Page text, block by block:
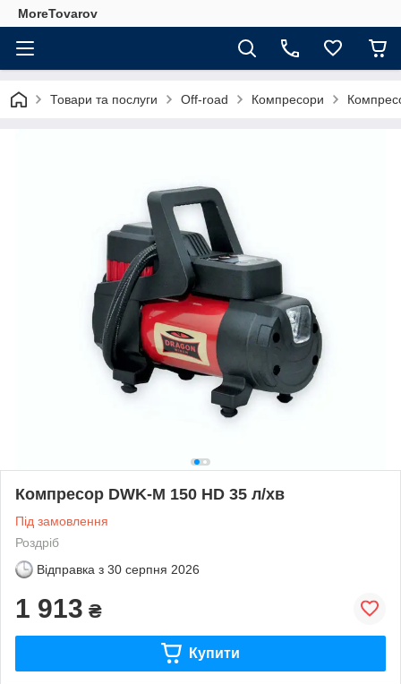
MoreTovarov
Товари та послуги Off-road Компресори
Компресор DWK-M 150 HD 35 л/хв
Під замовлення
Роздріб
Відправка з 30 серпня 2026
1 913 ₴
Купити